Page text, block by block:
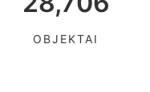
OBJEKTAI